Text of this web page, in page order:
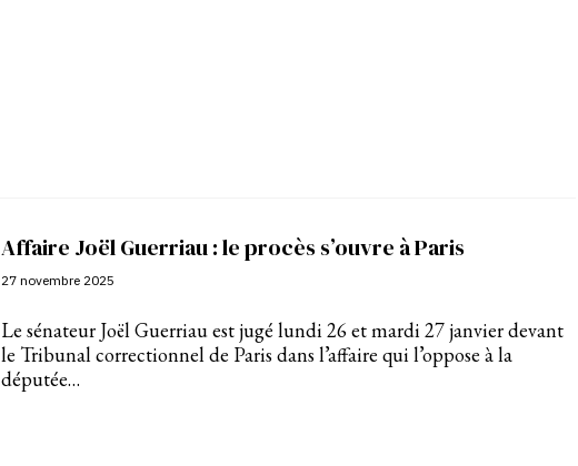
Affaire Joël Guerriau : le procès s’ouvre à Paris
27 novembre 2025
Le sénateur Joël Guerriau est jugé lundi 26 et mardi 27 janvier devant
le Tribunal correctionnel de Paris dans l’affaire qui l’oppose à la
députée…